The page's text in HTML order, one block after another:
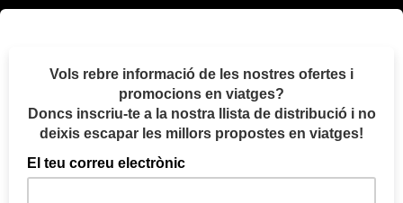
Vols rebre informació de les nostres ofertes i
promocions en viatges?
Doncs inscriu-te a la nostra llista de distribució i no
deixis escapar les millors propostes en viatges!
El teu correu electrònic